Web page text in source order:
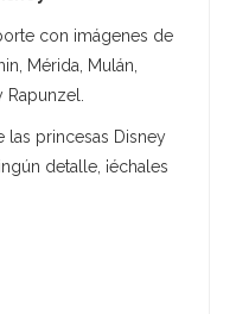
con imágenes de
Mérida, Mulán,
princesas Disney
detalle, ¡échales